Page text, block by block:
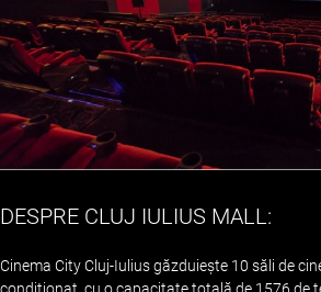
DESPRE CLUJ IULIUS MALL:
Cinema City Cluj-Iulius găzduiește 10 săli de
condiționat, cu o capacitate totală de 1576 de